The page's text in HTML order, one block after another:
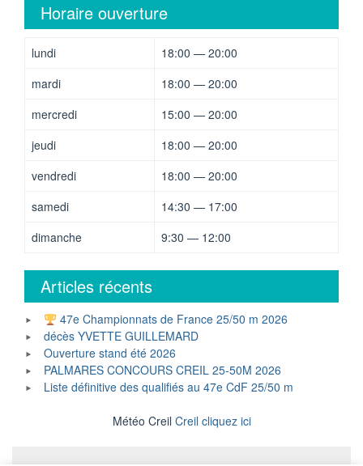
Horaire ouverture
lundi
18:00 — 20:00
mardi
18:00 — 20:00
mercredi
15:00 — 20:00
jeudi
18:00 — 20:00
vendredi
18:00 — 20:00
samedi
14:30 — 17:00
dimanche
9:30 — 12:00
Articles récents
47e Championnats de France 25/50 m 2026
décès YVETTE GUILLEMARD
Ouverture stand été 2026
PALMARES CONCOURS CREIL 25-50M 2026
Liste définitive des qualifiés au 47e CdF 25/50 m
Météo Creil Creil cliquez ici